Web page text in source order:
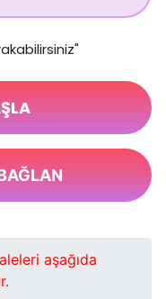
aşağıda